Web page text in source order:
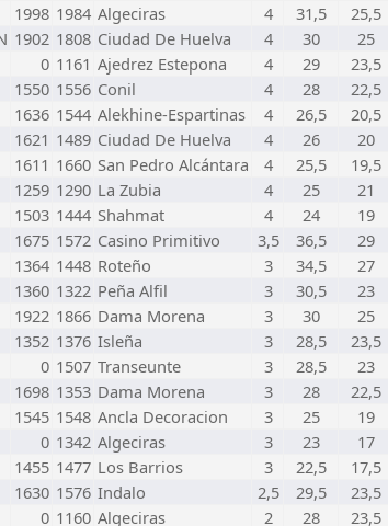
1998 1984 Algeciras 4 31,5
25,5
1902 1808 Ciudad De Huelva 4 30
25
0 1161 Ajedrez Estepona 4 29
23,5
1550 1556 Conil 4 28
22,5
1636 1544 Alekhine-Espartinas 4 26,5
20,5
1621 1489 Ciudad De Huelva 4 26
20
1611 1660 San Pedro Alcántara 4 25,5
19,5
1259 1290 La Zubia 4 25
21
1503 1444 Shahmat 4 24
19
1675 1572 Casino Primitivo 3,5 36,5
29
1364 1448 Roteño 3 34,5
27
1360 1322 Peña Alfil 3 30,5
23
1922 1866 Dama Morena 3 30
25
1352 1376 Isleña 3 28,5
23,5
0 1507 Transeunte 3 28,5
23
1698 1353 Dama Morena 3 28
22,5
1545 1548 Ancla Decoracion 3 25
19
0 1342 Algeciras 3 23
17
1455 1477 Los Barrios 3 22,5
17,5
1630 1576 Indalo 2,5 29,5
23,5
0 1160 Algeciras 2 28 23,5